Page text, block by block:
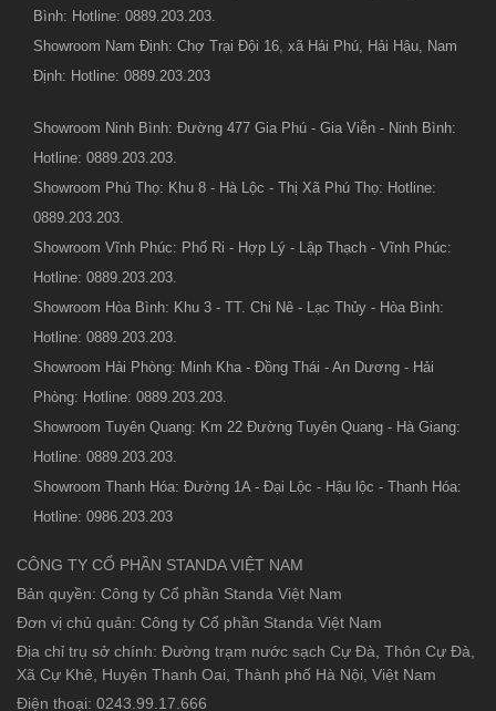
Bình: Hotline: 0889.203.203.
Showroom Nam Định: Chợ Trại Đội 16, xã Hải Phú, Hải Hậu, Nam
Định: Hotline: 0889.203.203
Showroom Ninh Bình: Đường 477 Gia Phú - Gia Viễn - Ninh Bình:
Hotline: 0889.203.203.
Showroom Phú Thọ: Khu 8 - Hà Lộc - Thị Xã Phú Thọ: Hotline:
0889.203.203.
Showroom Vĩnh Phúc: Phố Ri - Hợp Lý - Lập Thạch - Vĩnh Phúc:
Hotline: 0889.203.203.
Showroom Hòa Bình: Khu 3 - TT. Chi Nê - Lạc Thủy - Hòa Bình:
Hotline: 0889.203.203.
Showroom Hải Phòng: Minh Kha - Đồng Thái - An Dương - Hải
Phòng: Hotline: 0889.203.203.
Showroom Tuyên Quang: Km 22 Đường Tuyên Quang - Hà Giang:
Hotline: 0889.203.203.
Showroom Thanh Hóa: Đường 1A - Đại Lộc - Hậu lộc - Thanh Hóa:
Hotline: 0986.203.203
CÔNG TY CỔ PHẦN STANDA VIỆT NAM
Bản quyền: Công ty Cổ phần Standa Việt Nam
Đơn vị chủ quản: Công ty Cổ phần Standa Việt Nam
Địa chỉ trụ sở chính: Đường trạm nước sạch Cự Đà, Thôn Cự Đà,
Xã Cự Khê, Huyện Thanh Oai, Thành phố Hà Nội, Việt Nam
Điện thoại: 0243.99.17.666